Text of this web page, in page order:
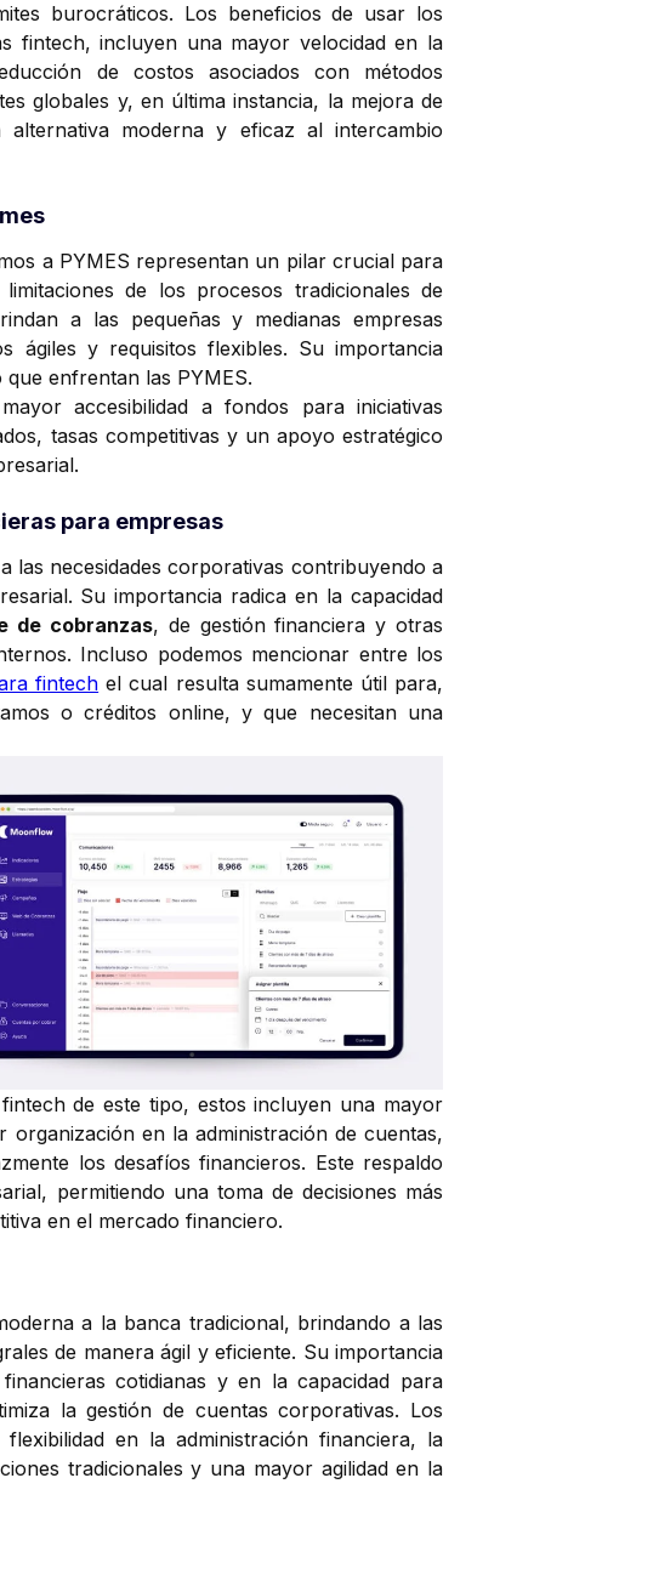
burocráticos. Los beneficios de usar los
fintech, incluyen una mayor velocidad en la
de costos asociados con métodos
globales y, en última instancia, la mejora de
moderna y eficaz al intercambio
a PYMES representan un pilar crucial para
de los procesos tradicionales de
a las pequeñas y medianas empresas
ágiles y requisitos flexibles. Su importancia
enfrentan las PYMES.
accesibilidad a fondos para iniciativas
tasas competitivas y un apoyo estratégico
para empresas
las necesidades corporativas contribuyendo a
Su importancia radica en la capacidad
de cobranzas, de gestión financiera y otras
Incluso podemos mencionar entre los
fintech el cual resulta sumamente útil para,
o créditos online, y que necesitan una
de este tipo, estos incluyen una mayor
organización en la administración de cuentas,
los desafíos financieros. Este respaldo
permitiendo una toma de decisiones más
en el mercado financiero.
a la banca tradicional, brindando a las
de manera ágil y eficiente. Su importancia
cotidianas y en la capacidad para
la gestión de cuentas corporativas. Los
en la administración financiera, la
tradicionales y una mayor agilidad en la